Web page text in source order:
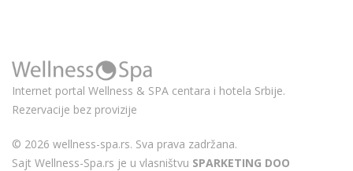
Internet portal Wellness & SPA centara i hotela Srbije.
Rezervacije bez provizije
© 2026 wellness-spa.rs. Sva prava zadržana.
Sajt Wellness-Spa.rs je u vlasništvu SPARKETING DOO